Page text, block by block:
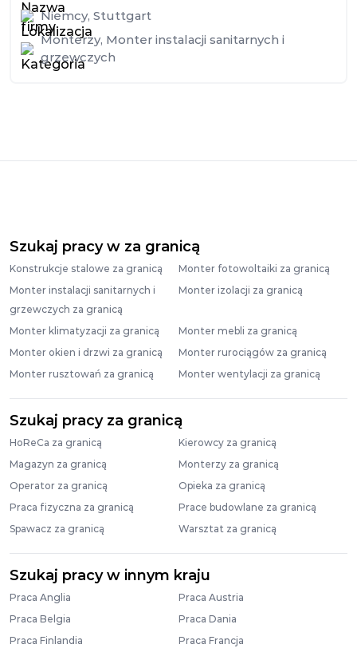
Niemcy, Stuttgart
Monterzy, Monter instalacji sanitarnych i
grzewczych
Szukaj pracy w za granicą
Konstrukcje stalowe za granicą
Monter fotowoltaiki za granicą
Monter instalacji sanitarnych i
grzewczych za granicą
Monter izolacji za granicą
Monter klimatyzacji za granicą
Monter mebli za granicą
Monter okien i drzwi za granicą
Monter rurociągów za granicą
Monter rusztowań za granicą
Monter wentylacji za granicą
Szukaj pracy za granicą
HoReCa za granicą
Kierowcy za granicą
Magazyn za granicą
Monterzy za granicą
Operator za granicą
Opieka za granicą
Praca fizyczna za granicą
Prace budowlane za granicą
Spawacz za granicą
Warsztat za granicą
Szukaj pracy w innym kraju
Praca Anglia
Praca Austria
Praca Belgia
Praca Dania
Praca Finlandia
Praca Francja